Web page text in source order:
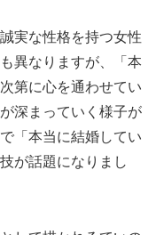
実な性格を持つ女性
異なりますが、「本
第に心を通わせてい
深まっていく様子が
「本当に結婚してい
が話題になりまし